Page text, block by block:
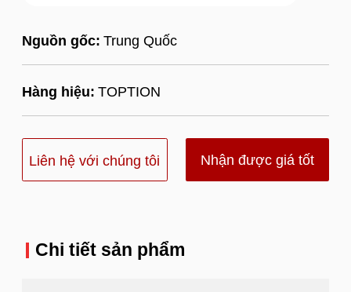
Nguồn gốc: Trung Quốc
Hàng hiệu: TOPTION
Liên hệ với chúng tôi Nhận được giá tốt
Chi tiết sản phẩm